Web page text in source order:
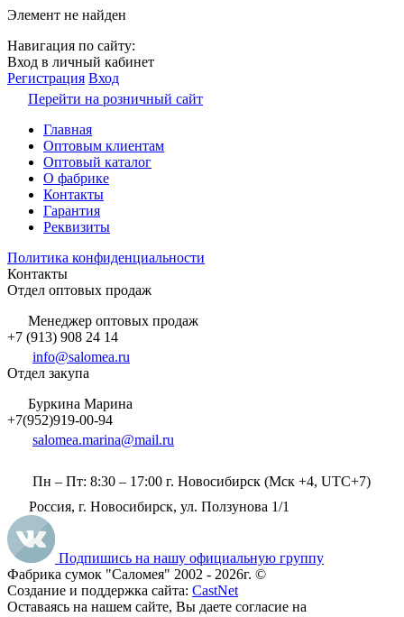
Элемент не найден
Навигация по сайту:
Вход в личный кабинет
Регистрация Вход
Перейти на розничный сайт
Главная
Оптовым клиентам
Оптовый каталог
О фабрике
Контакты
Гарантия
Реквизиты
Политика конфиденциальности
Контакты
Отдел оптовых продаж
Менеджер оптовых продаж
+7 (913) 908 24 14
info@salomea.ru
Отдел закупа
Буркина Марина
+7(952)919-00-94
salomea.marina@mail.ru
Пн – Пт: 8:30 – 17:00 г. Новосибирск (Мск +4, UTC+7)
Россия, г. Новосибирск, ул. Ползунова 1/1
Подпишись на нашу официальную группу
Фабрика сумок "Саломея" 2002 - 2026г. ©
Создание и поддержка сайта: CastNet
Оставаясь на нашем сайте, Вы даете согласие на